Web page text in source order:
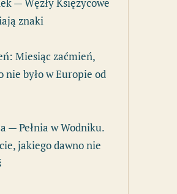
znaki
Miesiąc zaćmień,
nie było w Europie od
— Pełnia w Wodniku.
jakiego dawno nie